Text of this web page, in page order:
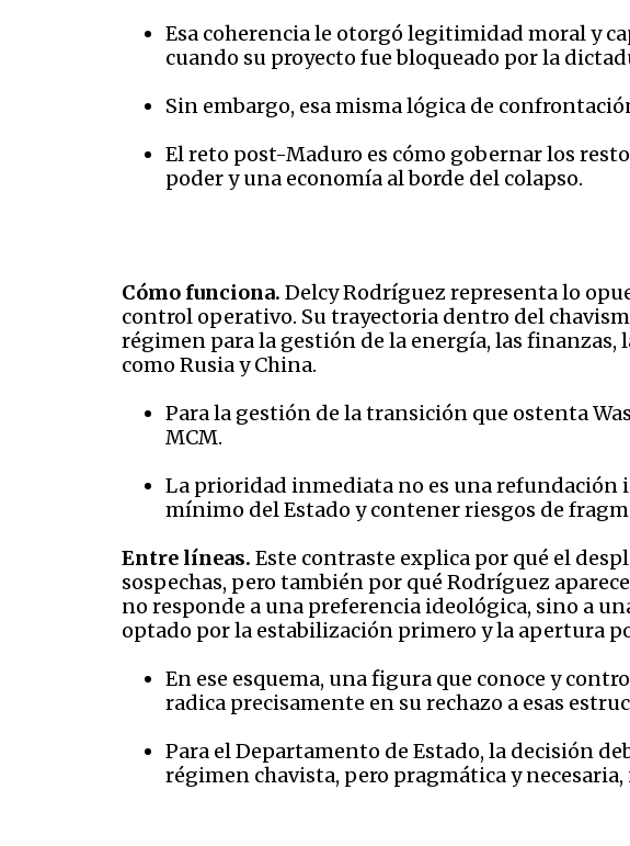
Esa coherencia le otorgó legitimidad moral y
cuando su proyecto fue bloqueado por la
Sin embargo, esa misma lógica de
El reto post-Maduro es cómo gobernar los
poder y una economía al borde del colapso.
Cómo funciona. Delcy Rodríguez representa lo
control operativo. Su trayectoria dentro del
régimen para la gestión de la energía, las finanzas,
como Rusia y China.
Para la gestión de la transición que ostenta
MCM.
La prioridad inmediata no es una refundación
mínimo del Estado y contener riesgos de
Entre líneas. Este contraste explica por qué el
sospechas, pero también por qué Rodríguez
no responde a una preferencia ideológica, sino a
optado por la estabilización primero y la apertura
En ese esquema, una figura que conoce y
radica precisamente en su rechazo a esas
Para el Departamento de Estado, la decisión
régimen chavista, pero pragmática y